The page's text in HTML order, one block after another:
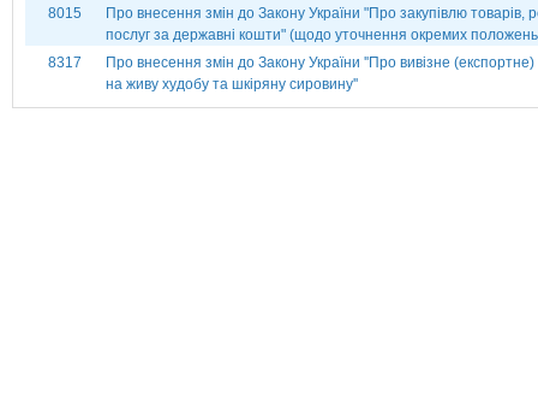
8015
Про внесення змін до Закону України "Про закупівлю товарів,
послуг за державні кошти" (щодо уточнення окремих
8317
Про внесення змін до Закону України ''Про вивізне
на живу худобу та шкіряну сировину''